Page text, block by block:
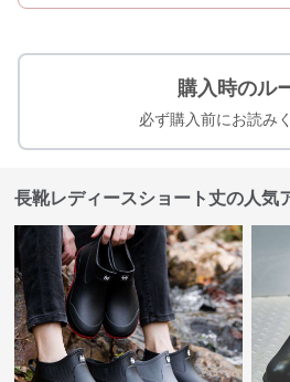
購入時のル
必ず購入前にお読み
長靴レディースショート丈の人気